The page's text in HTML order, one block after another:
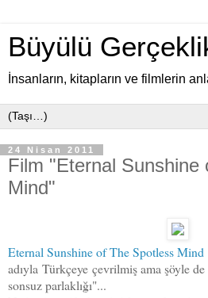
Büyülü
İnsanların, kitapların ve filmlerin
24 Nisan 2011
Film "Eternal Sunshine
Mind"
Eternal Sunshine of The Spotless Mind
adıyla Türkçeye çevrilmiş ama şöyle
sonsuz parlaklığı"...